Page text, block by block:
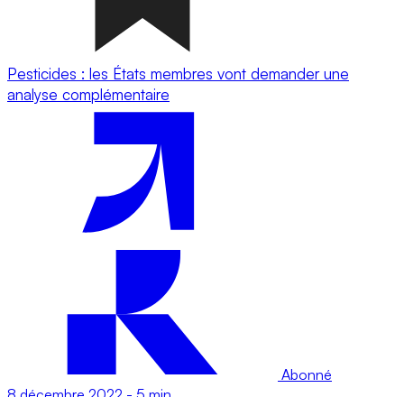
Pesticides : les États membres vont demander une
analyse complémentaire
Abonné